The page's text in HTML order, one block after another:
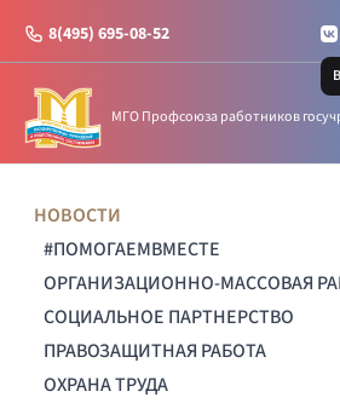
8(495) 695-08-52
МГО Профсоюза работников
НОВОСТИ
#ПОМОГАЕМВМЕСТЕ
ОРГАНИЗАЦИОННО-МАССОВАЯ
СОЦИАЛЬНОЕ ПАРТНЕРСТВО
ПРАВОЗАЩИТНАЯ РАБОТА
ОХРАНА ТРУДА